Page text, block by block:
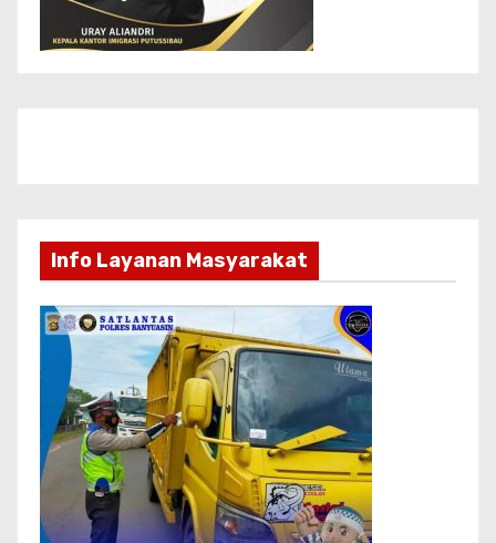
Info Layanan Masyarakat